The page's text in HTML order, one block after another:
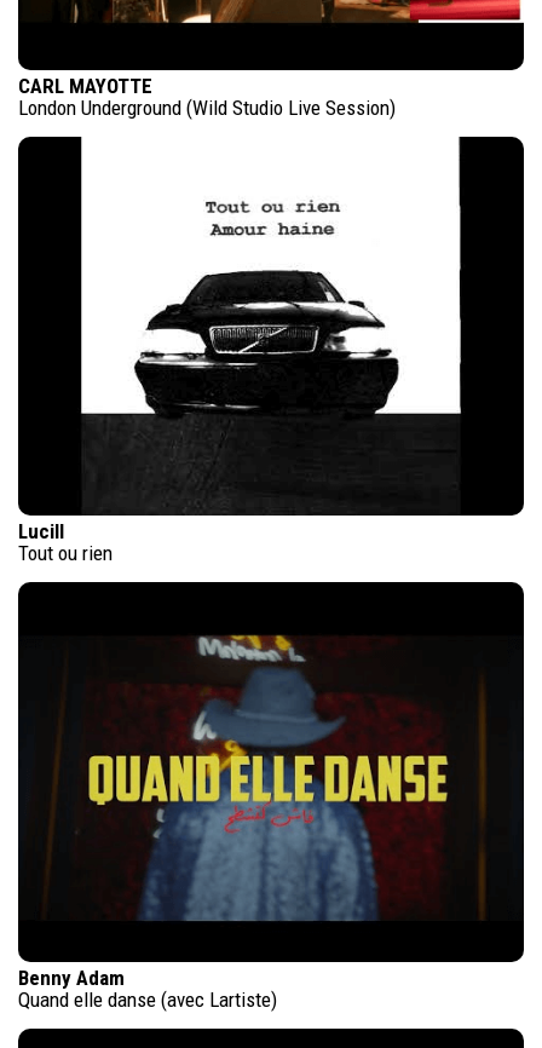
CARL MAYOTTE
London Underground (Wild Studio Live Session)
Lucill
Tout ou rien
Benny Adam
Quand elle danse (avec Lartiste)